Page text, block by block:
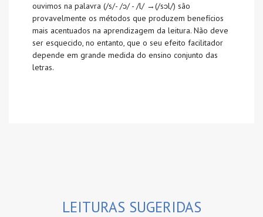
ouvimos na palavra (/s/- /ɔ/ - /l/ →(/sɔl/) são
provavelmente os métodos que produzem benefícios
mais acentuados na aprendizagem da leitura. Não deve
ser esquecido, no entanto, que o seu efeito facilitador
depende em grande medida do ensino conjunto das
letras.
LEITURAS SUGERIDAS